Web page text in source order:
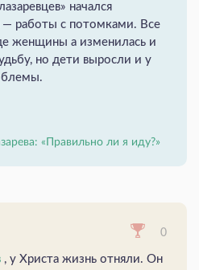
начался
работы с потомками. Все
женщины а изменилась и
но дети выросли и у
«Правильно ли я иду?»
0
, у Христа жизнь отняли. Он